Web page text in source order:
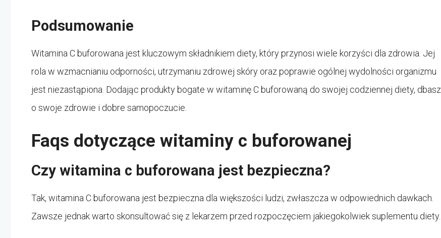
Podsumowanie
Witamina C buforowana jest kluczowym składnikiem diety, który przynosi wiele korzyści dla zdrowia. Jej
rola w wzmacnianiu odporności, utrzymaniu zdrowej skóry oraz poprawie ogólnej wydolności organizmu
jest niezastąpiona. Dodając produkty bogate w witaminę C buforowaną do swojej codziennej diety, dbasz
o swoje zdrowie i dobre samopoczucie.
Faqs dotyczące witaminy c buforowanej
Czy witamina c buforowana jest bezpieczna?
Tak, witamina C buforowana jest bezpieczna dla większości ludzi, zwłaszcza w odpowiednich dawkach.
Zawsze jednak warto skonsultować się z lekarzem przed rozpoczęciem jakiegokolwiek suplementu diety.